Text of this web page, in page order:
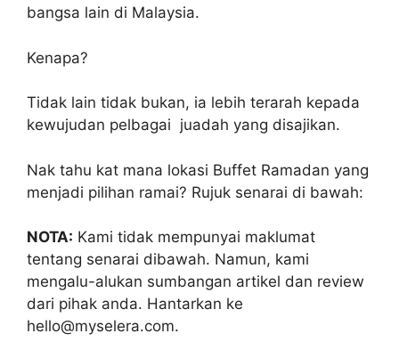
bangsa lain di Malaysia.
Kenapa?
Tidak lain tidak bukan, ia lebih terarah kepada
kewujudan pelbagai juadah yang disajikan.
Nak tahu kat mana lokasi Buffet Ramadan yang
menjadi pilihan ramai? Rujuk senarai di bawah:
NOTA: Kami tidak mempunyai maklumat
tentang senarai dibawah. Namun, kami
mengalu-alukan sumbangan artikel dan review
dari pihak anda. Hantarkan ke
hello@myselera.com.